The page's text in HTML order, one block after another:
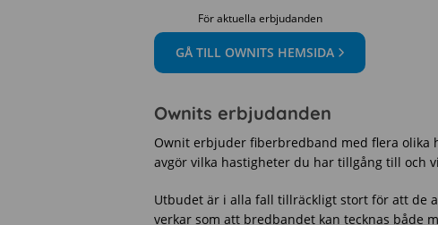
För aktuella erbjudanden
GÅ TILL OWNITS HEMSIDA
Ownits erbjudanden
Ownit erbjuder fiberbredband med flera olika
avgör vilka hastigheter du har tillgång till och
Utbudet är i alla fall tillräckligt stort för att de
verkar som att bredbandet kan tecknas både